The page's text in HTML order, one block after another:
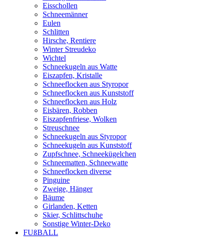
Eisschollen
Schneemänner
Eulen
Schlitten
Hirsche, Rentiere
Winter Streudeko
Wichtel
Schneekugeln aus Watte
Eiszapfen, Kristalle
Schneeflocken aus Styropor
Schneeflocken aus Kunststoff
Schneeflocken aus Holz
Eisbären, Robben
Eiszapfenfriese, Wolken
Streuschnee
Schneekugeln aus Styropor
Schneekugeln aus Kunststoff
Zupfschnee, Schneekügelchen
Schneematten, Schneewatte
Schneeflocken diverse
Pinguine
Zweige, Hänger
Bäume
Girlanden, Ketten
Skier, Schlittschuhe
Sonstige Winter-Deko
FUßBALL